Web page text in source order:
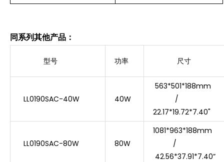
同系列其他产品：
型号 功率 尺寸
LL0190SAC-40W 40W
563*501*188mm
/
22.17*19.72*7.40"
LL0190SAC-80W 80W
1081*963*188mm
/
42.56*37.91*7.40”